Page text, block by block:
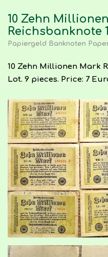
10 Zehn
Reichsbanknote
Papiergeld Banknoten
10 Zehn Millionen Mark
Lot. 9 pieces. Price: 7